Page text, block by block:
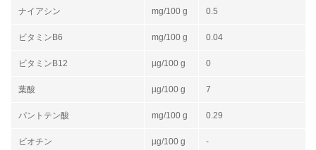
ナイアシン mg/100 g 0.5
ビタミンB6 mg/100 g 0.04
ビタミンB12 µg/100 g 0
葉酸 µg/100 g 7
パントテン酸 mg/100 g 0.29
ビオチン µg/100 g -